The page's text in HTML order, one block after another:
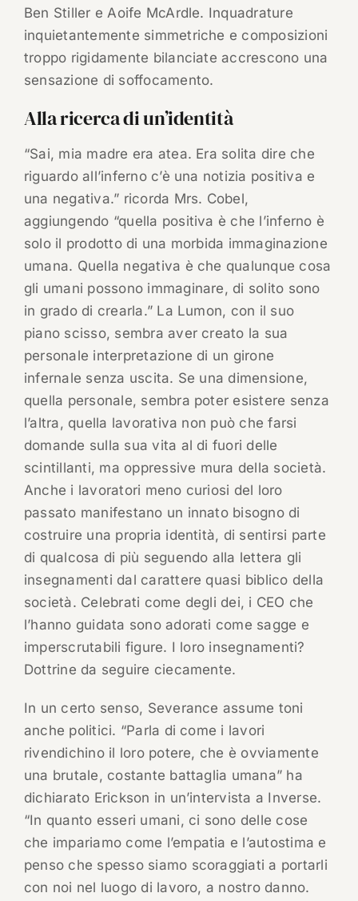
Ben Stiller e Aoife McArdle. Inquadrature
inquietantemente simmetriche e composizioni
troppo rigidamente bilanciate accrescono una
sensazione di soffocamento.
Alla ricerca di un’identità
“Sai, mia madre era atea. Era solita dire che
riguardo all’inferno c’è una notizia positiva e
una negativa.” ricorda Mrs. Cobel,
aggiungendo “quella positiva è che l’inferno è
solo il prodotto di una morbida immaginazione
umana. Quella negativa è che qualunque cosa
gli umani possono immaginare, di solito sono
in grado di crearla.” La Lumon, con il suo
piano scisso, sembra aver creato la sua
personale interpretazione di un girone
infernale senza uscita. Se una dimensione,
quella personale, sembra poter esistere senza
l’altra, quella lavorativa non può che farsi
domande sulla sua vita al di fuori delle
scintillanti, ma oppressive mura della società.
Anche i lavoratori meno curiosi del loro
passato manifestano un innato bisogno di
costruire una propria identità, di sentirsi parte
di qualcosa di più seguendo alla lettera gli
insegnamenti dal carattere quasi biblico della
società. Celebrati come degli dei, i CEO che
l’hanno guidata sono adorati come sagge e
imperscrutabili figure. I loro insegnamenti?
Dottrine da seguire ciecamente.
In un certo senso, Severance assume toni
anche politici. “Parla di come i lavori
rivendichino il loro potere, che è ovviamente
una brutale, costante battaglia umana” ha
dichiarato Erickson in un’intervista a Inverse.
“In quanto esseri umani, ci sono delle cose
che impariamo come l’empatia e l’autostima e
penso che spesso siamo scoraggiati a portarli
con noi nel luogo di lavoro, a nostro danno.